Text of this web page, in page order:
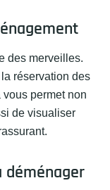
des merveilles.
réservation des
permet non
de visualiser
déménager